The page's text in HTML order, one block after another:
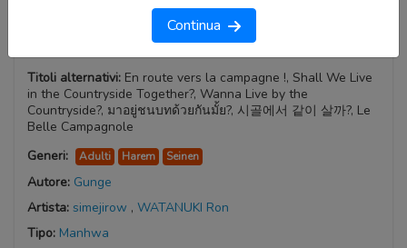
Continua
Hometown Hotties
Titoli alternativi: En route vers la campagne !, Shall We Live
in the Countryside Together?, Wanna Live by the
Countryside?, มาอยู่ชนบทด้วยกันมั้ย?, 시골에서 같이 살까?, Le
Belle Campagnole
Generi:
Adulti Harem Seinen
Autore: Gunge
Artista: simejirow , WATANUKI Ron
Tipo: Manhwa